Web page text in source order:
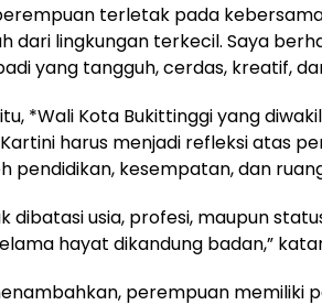
terletak pada
dari lingkungan terkecil. Saya
yang tangguh, cerdas, kreatif,
*Wali Kota Bukittinggi yang
harus menjadi refleksi atas
pendidikan, kesempatan, dan
dibatasi usia, profesi, maupun
hayat dikandung badan,”
perempuan memiliki